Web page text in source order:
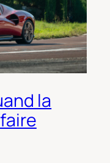
la